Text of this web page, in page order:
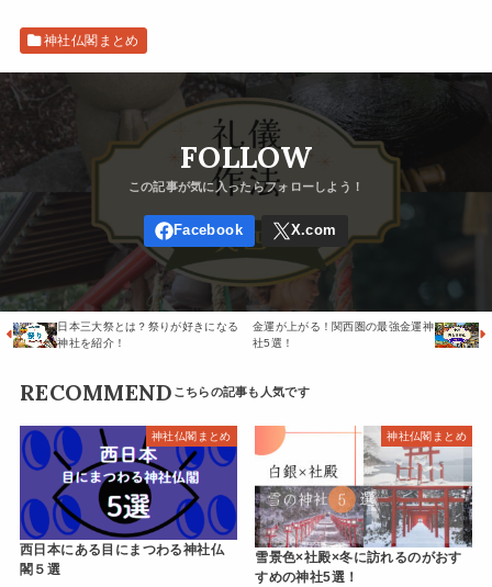
神社仏閣まとめ
FOLLOW
日本三大祭とは？祭りが好きになる
神社を紹介！
金運が上がる！関西圏の最強金運神
社5選！
RECOMMEND
神社仏閣まとめ
西日本にある目にまつわる神社仏
閣５選
神社仏閣まとめ
雪景色×社殿×冬に訪れるのがおす
すめの神社5選！